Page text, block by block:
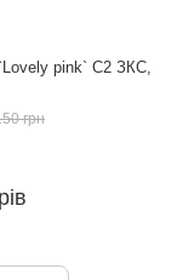
pink` С2 ЗКС,
грн